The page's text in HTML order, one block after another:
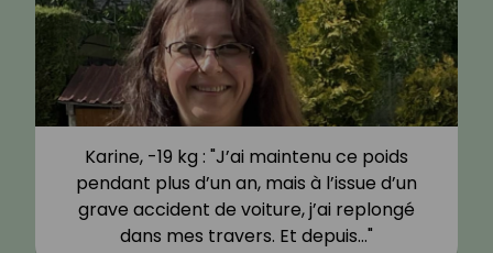
Karine, -19 kg : "J’ai maintenu ce poids
pendant plus d’un an, mais à l’issue d’un
grave accident de voiture, j’ai replongé
dans mes travers. Et depuis…"